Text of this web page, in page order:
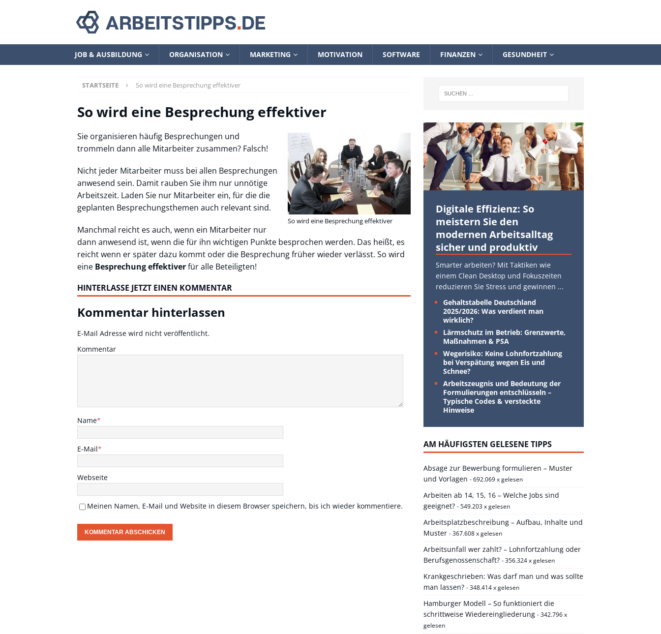
JOB & AUSBILDUNG ORGANISATION MARKETING MOTIVATION SOFTWARE FINANZEN GESUNDHEIT
STARTSEITE So wird eine Besprechung effektiver
So wird eine Besprechung effektiver
So wird eine Besprechung effektiver
Sie organisieren häufig Besprechungen und
trommeln dann alle Mitarbeiter zusammen? Falsch!
Nicht jeder Mitarbeiter muss bei allen Besprechungen
anwesend sein. Damit rauben Sie ihm nur unnötige
Arbeitszeit. Laden Sie nur Mitarbeiter ein, für die die
geplanten Besprechungsthemen auch relevant sind.
Manchmal reicht es auch, wenn ein Mitarbeiter nur
dann anwesend ist, wenn die für ihn wichtigen Punkte besprochen werden. Das heißt, es
reicht wenn er später dazu kommt oder die Besprechung früher wieder verlässt. So wird
eine Besprechung effektiverfür alle Beteiligten!
HINTERLASSE JETZT EINEN KOMMENTAR
Kommentar hinterlassen
E-Mail Adresse wird nicht veröffentlicht.
Kommentar
Name*
E-Mail*
Webseite
Meinen Namen, E-Mail und Website in diesem Browser speichern, bis ich wieder kommentiere.
Digitale Effizienz: So
meistern Sie den
modernen Arbeitsalltag
sicher und produktiv
Smarter arbeiten? Mit Taktiken wie
einem Clean Desktop und Fokuszeiten
reduzieren Sie Stress und gewinnen ...
Gehaltstabelle Deutschland
2025/2026: Was verdient man
wirklich?
Lärmschutz im Betrieb: Grenzwerte,
Maßnahmen & PSA
Wegerisiko: Keine Lohnfortzahlung
bei Verspätung wegen Eis und
Schnee?
Arbeitszeugnis und Bedeutung der
Formulierungen entschlüsseln –
Typische Codes & versteckte
Hinweise
AM HÄUFIGSTEN GELESENE TIPPS
Absage zur Bewerbung formulieren – Muster
und Vorlagen - 692.069 x gelesen
Arbeiten ab 14, 15, 16 – Welche Jobs sind
geeignet? - 549.203 x gelesen
Arbeitsplatzbeschreibung – Aufbau, Inhalte und
Muster - 367.608 x gelesen
Arbeitsunfall wer zahlt? – Lohnfortzahlung oder
Berufsgenossenschaft? - 356.324 x gelesen
Krankgeschrieben: Was darf man und was sollte
man lassen? - 348.414 x gelesen
Hamburger Modell – So funktioniert die
schrittweise Wiedereingliederung - 342.796 x
gelesen